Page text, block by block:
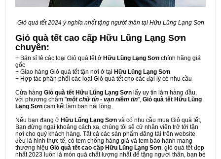
Giỏ quà tết 2024 ý nghĩa nhất tặng người thân tại Hữu Lũng Lạng Sơn
Giỏ quà tết cao cấp Hữu Lũng Lạng Sơn
chuyên:
+ Bán sỉ lẻ các loại Giỏ quà tết ở Hữu Lũng Lạng Sơn chính hãng giá
gốc
+ Giao hàng Giỏ quà tết tận nơi ở tại Hữu Lũng Lạng Sơn
+ Hợp tác phân phối các loại Giỏ quà tết cho các đại lý có nhu cầu
Cửa hàng Giỏ quà tết Hữu Lũng Lạng Sơn lấy uy tín làm hàng đầu,
với phương châm "một chữ tín - vạn niềm tin", Giỏ quà tết Hữu Lũng
Lạng Sơn cam kết làm bạn hài lòng.
Nếu bạn đang ở Hữu Lũng Lạng Sơn và có nhu cầu mua Giỏ quà tết,
Bạn đừng ngại khoảng cách xa, chúng tôi sẽ cử nhân viên trở tới tận
nơi cho quý khách hàng. Tất cả các sản phẩm đăng tải trên website
đều là hình thực tế, có tem chống hàng giả và tem bảo hành mang
thương hiệu Giỏ quà tết cao cấp Hữu Lũng Lạng Sơn. giỏ quà tết đẹp
nhất 2023 luôn là món quà chất lượng nhất để tặng người thân, bạn bè